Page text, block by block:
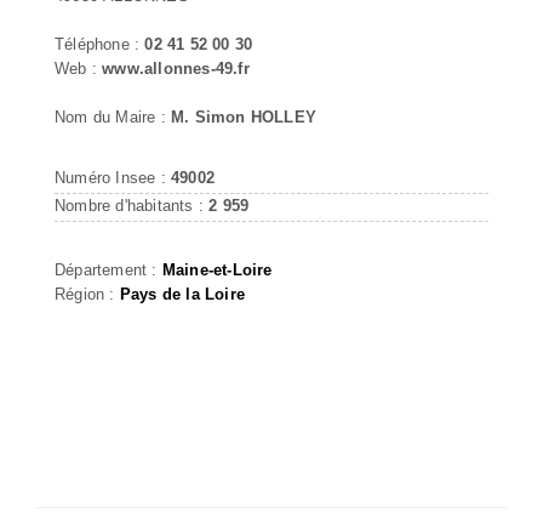
Téléphone :02 41 52 00 30
Web :www.allonnes-49.fr
Nom du Maire : M. Simon HOLLEY
Numéro Insee : 49002
Nombre d'habitants :2 959
Département : Maine-et-Loire
Région : Pays de la Loire